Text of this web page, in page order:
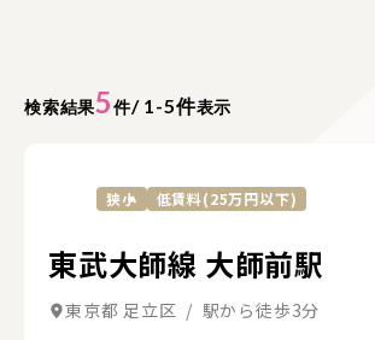
検索結果5件/ 1-5件表示
狭小 低賃料(25万円以下)
東武大師線 大師前駅
東京都 足立区 / 駅から徒歩3分